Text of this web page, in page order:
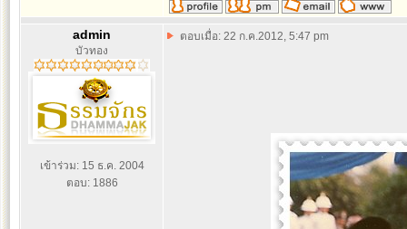
admin
บัวทอง
เข้าร่วม: 15 ธ.ค. 2004
ตอบ: 1886
ตอบเมื่อ: 22 ก.ค.2012, 5:47 pm